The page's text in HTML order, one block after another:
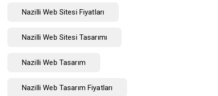
Nazilli Web Sitesi Fiyatları
Nazilli Web Sitesi Tasarımı
Nazilli Web Tasarım
Nazilli Web Tasarım Fiyatları